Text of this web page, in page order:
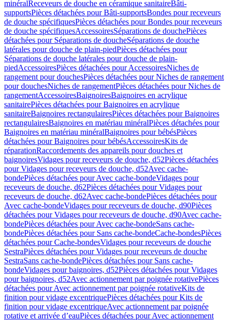
minéralReceveurs de douche en céramique sanitaireBâti-
supportsPièces détachées pour Bâti-supportsBondes pour receveurs
de douche spécifiquesPièces détachées pour Bondes pour receveurs
de douche spécifiquesAccessoiresSéparations de douchePièces
détachées pour Séparations de doucheSéparations de douche
latérales pour douche de plain-piedPièces détachées pour
Séparations de douche latérales pour douche de plain-
piedAccessoiresPièces détachées pour AccessoiresNiches de
rangement pour douchesPièces détachées pour Niches de rangement
pour douchesNiches de rangementPièces détachées pour Niches de
rangementAccessoiresBaignoiresBaignoires en acrylique
sanitairePièces détachées pour Baignoires en acrylique
sanitaireBaignoires rectangulairesPièces détachées pour Baignoires
rectangulairesBaignoires en matériau minéralPièces détachées pour
Baignoires en matériau minéralBaignoires pour bébésPièces
détachées pour Baignoires pour bébésAccessoiresKits de
réparationRaccordements des appareils pour douches et
baignoiresVidages pour receveurs de douche, d52Pièces détachées
pour Vidages pour receveurs de douche, d52Avec cache-
bondePièces détachées pour Avec cache-bondeVidages pour
receveurs de douche, d62Pièces détachées pour Vidages pour
receveurs de douche, d62Avec cache-bondePièces détachées pour
Avec cache-bondeVidages pour receveurs de douche, d90Pièces
détachées pour Vidages pour receveurs de douche, d90Avec cache-
bondePièces détachées pour Avec cache-bondeSans cache-
bondePièces détachées pour Sans cache-bondeCache-bondesPièces
détachées pour Cache-bondesVidages pour receveurs de douche
SestraPièces détachées pour Vidages pour receveurs de douche
SestraSans cache-bondePièces détachées pour Sans cache-
bondeVidages pour baignoires, d52Pièces détachées pour Vidages
pour baignoires, d52Avec actionnement par poignée rotativePièces
détachées pour Avec actionnement par poignée rotativeKits de
finition pour vidage excentriquePièces détachées pour Kits de
finition pour vidage excentriqueAvec actionnement par poignée
rotative et arrivée d’eauPièces détachées pour Avec actionnement